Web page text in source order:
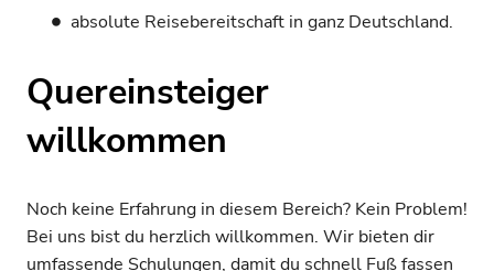
absolute Reisebereitschaft in ganz Deutschland.
Quereinsteiger
willkommen
Noch keine Erfahrung in diesem Bereich? Kein Problem!
Bei uns bist du herzlich willkommen. Wir bieten dir
umfassende Schulungen, damit du schnell Fuß fassen